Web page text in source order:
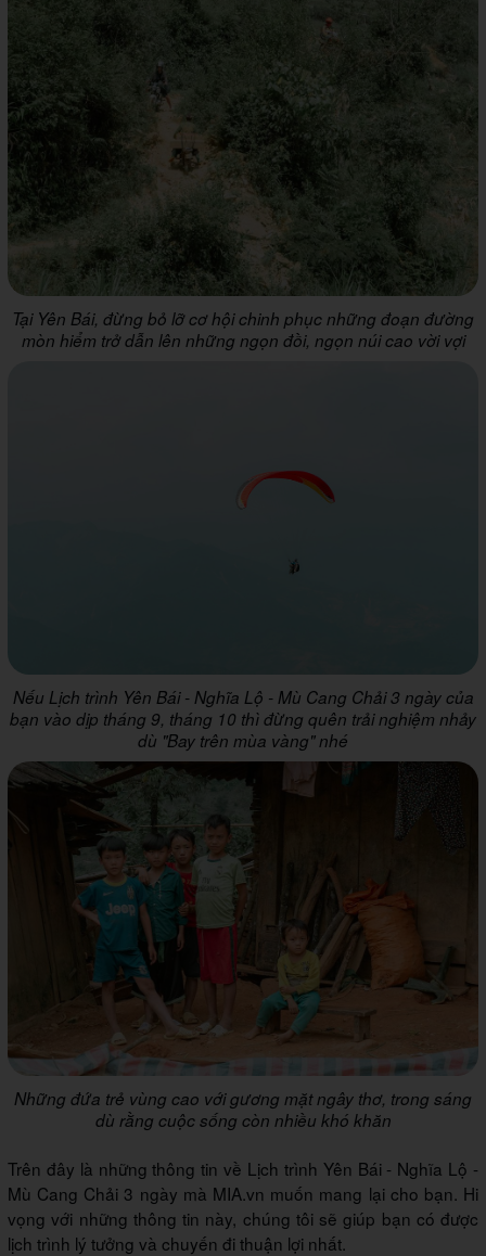
Tại Yên Bái, đừng bỏ lỡ cơ hội chinh phục những đoạn đường
mòn hiểm trở dẫn lên những ngọn đồi, ngọn núi cao vời vợi
Nếu Lịch trình Yên Bái - Nghĩa Lộ - Mù Cang Chải 3 ngày của
bạn vào dịp tháng 9, tháng 10 thì đừng quên trải nghiệm nhảy
dù "Bay trên mùa vàng" nhé
Những đứa trẻ vùng cao với gương mặt ngây thơ, trong sáng
dù rằng cuộc sống còn nhiều khó khăn
Trên đây là những thông tin về Lịch trình Yên Bái - Nghĩa Lộ -
Mù Cang Chải 3 ngày mà MIA.vn muốn mang lại cho bạn. Hi
vọng với những thông tin này, chúng tôi sẽ giúp bạn có được
lịch trình lý tưởng và chuyến đi thuận lợi nhất.